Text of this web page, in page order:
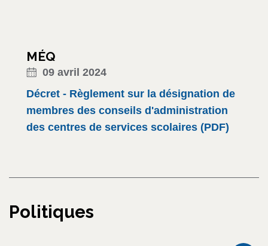
MÉQ
09 avril 2024
Décret - Règlement sur la désignation de
membres des conseils d'administration
des centres de services scolaires (PDF)
Politiques